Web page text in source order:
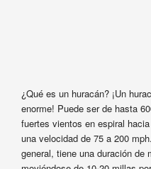
¿Qué es un huracán? ¡Un
enorme! Puede ser de hasta
fuertes vientos en espiral
una velocidad de 75 a 200
general, tiene una duración de